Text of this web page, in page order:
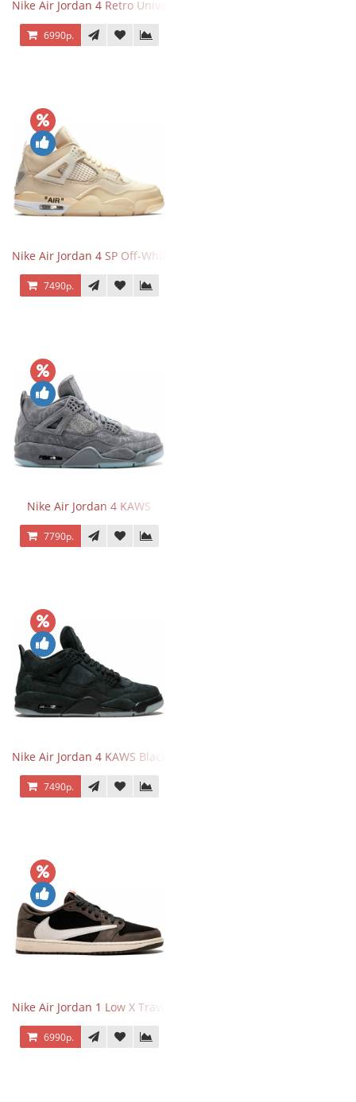
Nike Air Jordan 4 Retro University Blue
6990р.
Nike Air Jordan 4 SP Off-White Sail
7490р.
Nike Air Jordan 4 KAWS
7790р.
Nike Air Jordan 4 KAWS Black
7490р.
Nike Air Jordan 1 Low X Travis Scott
6990р.